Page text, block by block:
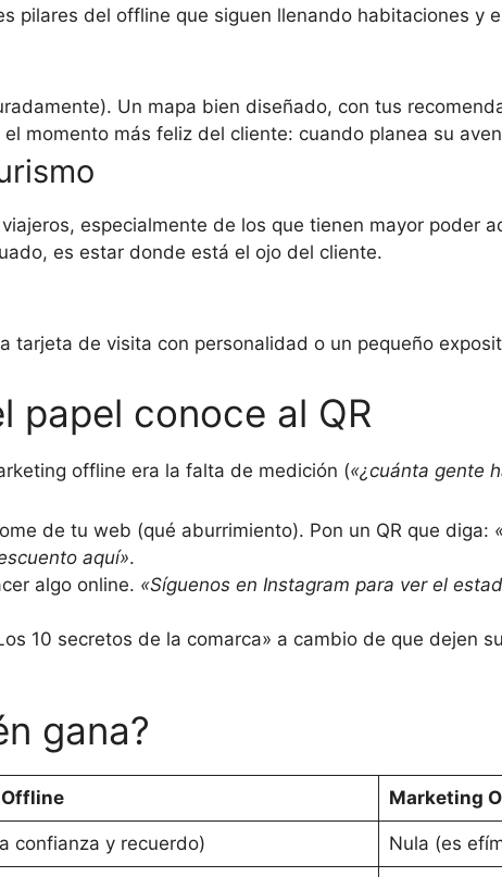
pilares del offline que siguen llenando habitaciones y
Un mapa bien diseñado, con tus
momento más feliz del cliente: cuando planea su
especialmente de los que tienen mayor poder
es estar donde está el ojo del cliente.
de visita con personalidad o un pequeño
papel conoce al QR
offline era la falta de medición («¿cuánta gente
de tu web (qué aburrimiento). Pon un QR que diga:
aquí».
algo online. «Síguenos en Instagram para ver el
10 secretos de la comarca» a cambio de que dejen
gana?
Marketing
confianza y recuerdo) Nula (es